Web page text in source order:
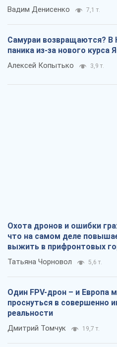
Вадим Денисенко 7,1 т.
Самураи возвращаются? В
паника из-за нового курса
Алексей Копытько 3,9 т.
Охота дронов и ошибки
что на самом деле
выжить в прифронтовых
Татьяна Чорновол 5,6 т.
Один FPV-дрон – и Европа
проснуться в совершенно
реальности
Дмитрий Томчук 19,7 т.